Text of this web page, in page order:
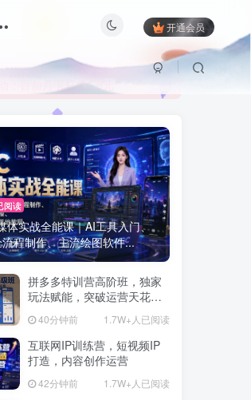
开通会员
；目前月卡只需6.8元
系及时联系站长
；目前月卡只需6.8元
系及时联系站长
阅读
体实战全能课｜AI工具入门、
程制作、主流绘图软件...
拼多多特训营高阶班，独家
玩法赋能，突破运营天花板
40分钟前 1.7W+人已阅读
互联网IP训练营，短视频IP
打造，内容创作运营
42分钟前 1.7W+人已阅读